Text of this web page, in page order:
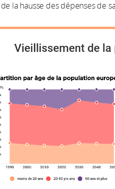
de la hausse des dépenses de